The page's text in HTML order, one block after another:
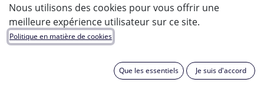
Nous utilisons des cookies pour vous offrir une
meilleure expérience utilisateur sur ce site.
Politique en matière de cookies
Que les essentiels Je suis d'accord